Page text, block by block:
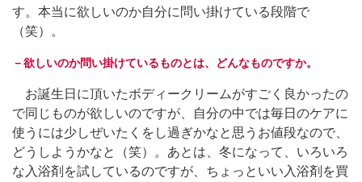
す。本当に欲しいのか自分に問い掛けている段階で
（笑）。
－欲しいのか問い掛けているものとは、どんなものですか。
お誕生日に頂いたボディークリームがすごく良かったの
で同じものが欲しいのですが、自分の中では毎日のケアに
使うには少しぜいたくをし過ぎかなと思うお値段なので、
どうしようかなと（笑）。あとは、冬になって、いろいろ
な入浴剤を試しているのですが、ちょっといい入浴剤を買